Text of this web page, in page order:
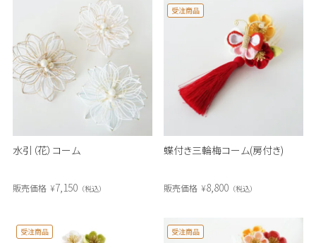
水引（花）コーム
販売価格 ¥7,150 税込
蝶付き三輪梅コーム(房付き)
受注商品
販売価格 ¥8,800 税込
受注商品 受注商品